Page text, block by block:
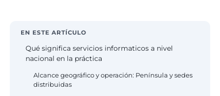
Ayuntamientos,
EN ESTE ARTÍCULO
Qué significa servicios informaticos a nivel
nacional en la práctica
Alcance geográfico y operación: Península y sedes
distribuidas